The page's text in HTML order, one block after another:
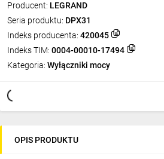
Producent: LEGRAND
Seria produktu: DPX31
Indeks producenta: 420045
Indeks TIM: 0004-00010-17494
Kategoria: Wyłączniki mocy
OPIS PRODUKTU